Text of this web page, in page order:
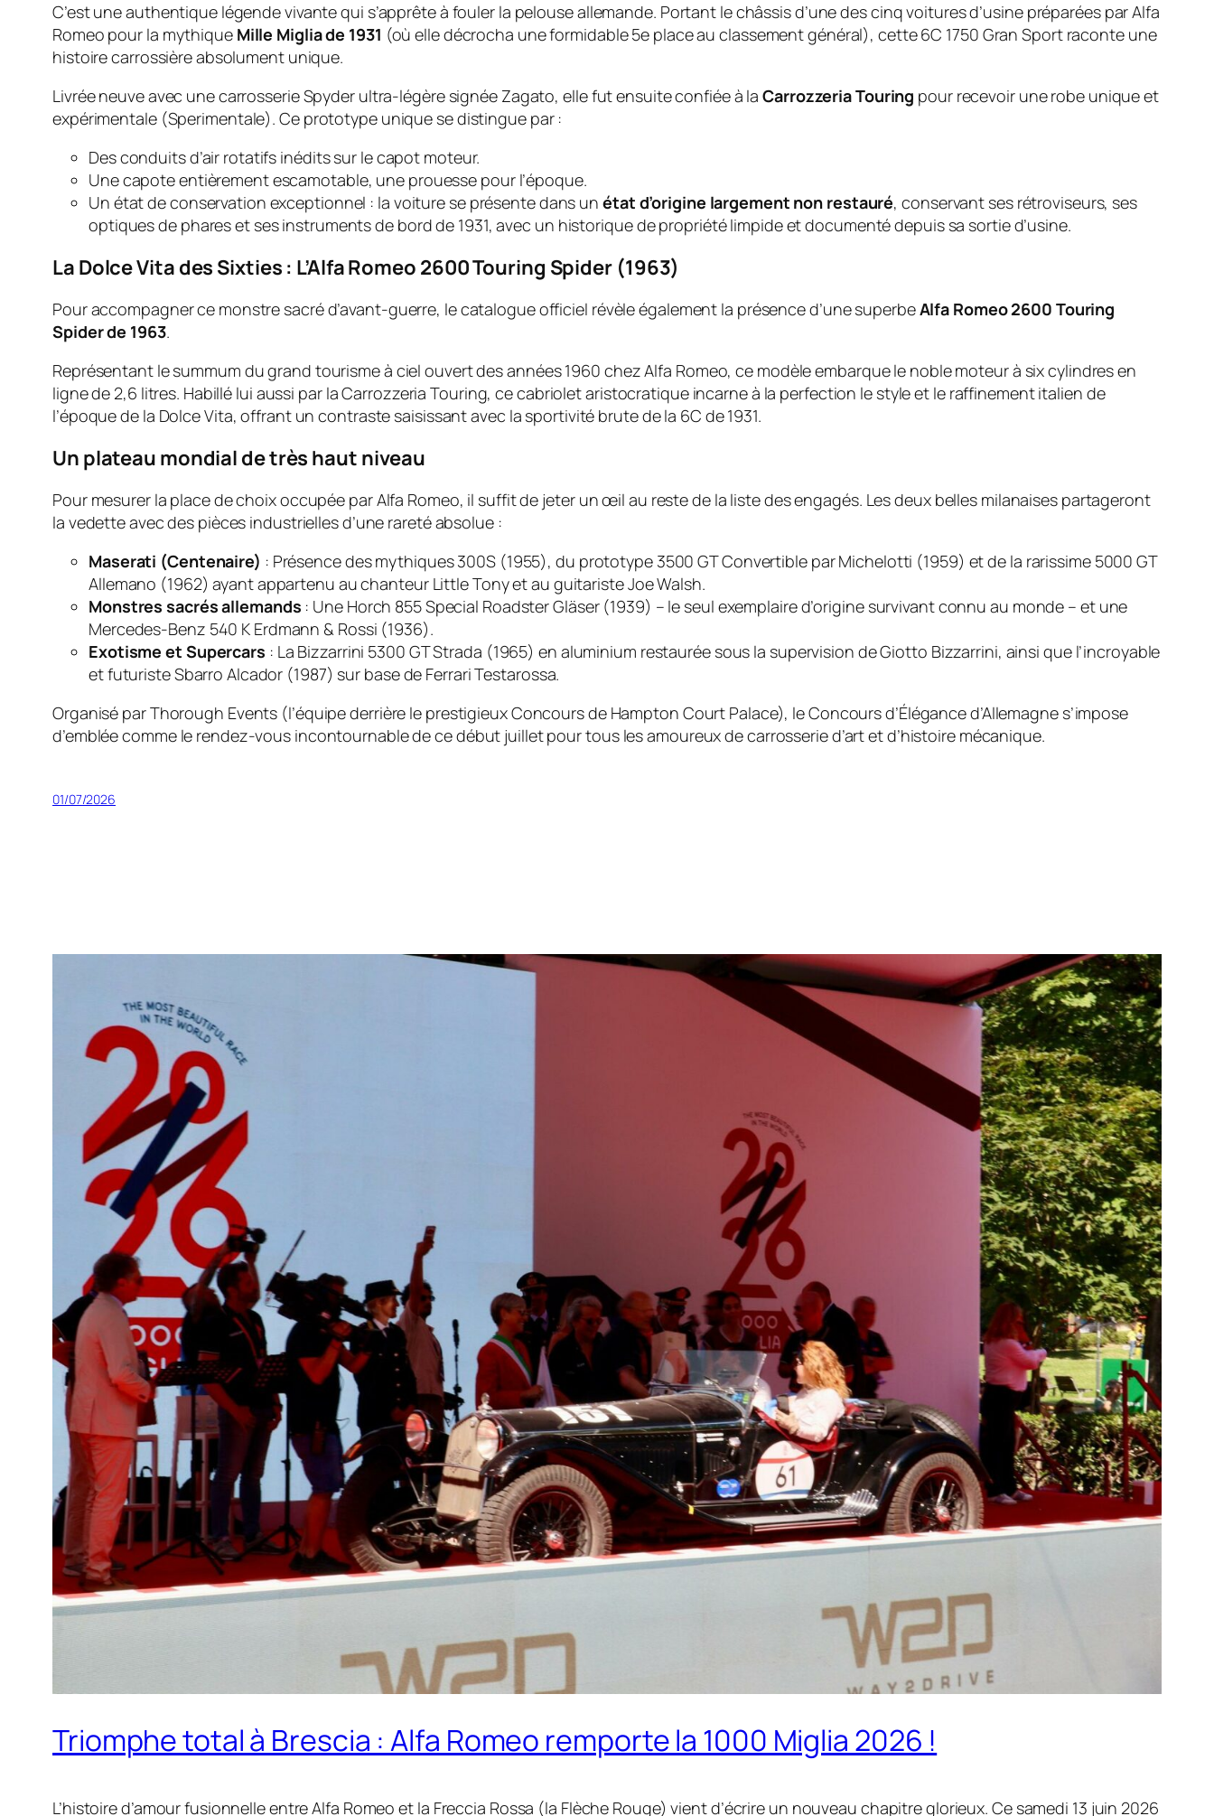
C’est une authentique légende vivante qui s’apprête à fouler la pelouse allemande. Portant le châssis d’une des cinq voitures d’usine préparées par Alfa
Romeo pour la mythique Mille Miglia de 1931 (où elle décrocha une formidable 5e place au classement général), cette 6C 1750 Gran Sport raconte une
histoire carrossière absolument unique.
Livrée neuve avec une carrosserie Spyder ultra-légère signée Zagato, elle fut ensuite confiée à laCarrozzeria Touring pour recevoir une robe unique et
expérimentale (Sperimentale). Ce prototype unique se distingue par :
Des conduits d’air rotatifs inédits sur le capot moteur.
Une capote entièrement escamotable, une prouesse pour l’époque.
Un état de conservation exceptionnel : la voiture se présente dans un état d’origine largement non restauré, conservant ses rétroviseurs, ses
optiques de phares et ses instruments de bord de 1931, avec un historique de propriété limpide et documenté depuis sa sortie d’usine.
La Dolce Vita des Sixties : L’Alfa Romeo 2600 Touring Spider (1963)
Pour accompagner ce monstre sacré d’avant-guerre, le catalogue officiel révèle également la présence d’une superbeAlfa Romeo 2600 Touring
Spider de 1963.
Représentant le summum du grand tourisme à ciel ouvert des années 1960 chez Alfa Romeo, ce modèle embarque le noble moteur à six cylindres en
ligne de 2,6 litres. Habillé lui aussi par la Carrozzeria Touring, ce cabriolet aristocratique incarne à la perfection le style et le raffinement italien de
l’époque de la Dolce Vita, offrant un contraste saisissant avec la sportivité brute de la 6C de 1931.
Un plateau mondial de très haut niveau
Pour mesurer la place de choix occupée par Alfa Romeo, il suffit de jeter un œil au reste de la liste des engagés. Les deux belles milanaises partageront
la vedette avec des pièces industrielles d’une rareté absolue :
Maserati (Centenaire) : Présence des mythiques 300S (1955), du prototype 3500 GT Convertible par Michelotti (1959) et de la rarissime 5000 GT
Allemano (1962) ayant appartenu au chanteur Little Tony et au guitariste Joe Walsh.
Monstres sacrés allemands : Une Horch 855 Special Roadster Gläser (1939) – le seul exemplaire d’origine survivant connu au monde – et une
Mercedes-Benz 540 K Erdmann & Rossi (1936).
Exotisme et Supercars : La Bizzarrini 5300 GT Strada (1965) en aluminium restaurée sous la supervision de Giotto Bizzarrini, ainsi que l’incroyable
et futuriste Sbarro Alcador (1987) sur base de Ferrari Testarossa.
Organisé parThorough Events (l’équipe derrière le prestigieux Concours de Hampton Court Palace), le Concours d’Élégance d’Allemagne s’impose
d’emblée comme le rendez-vous incontournable de ce début juillet pour tous les amoureux de carrosserie d’art et d’histoire mécanique.
01/07/2026
Triomphe total à Brescia : Alfa Romeo remporte la 1000 Miglia 2026 !
L’histoire d’amour fusionnelle entre Alfa Romeo et la Freccia Rossa (la Flèche Rouge) vient d’écrire un nouveau chapitre glorieux. Ce samedi 13 juin 2026